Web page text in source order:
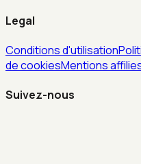
Legal
Conditions d'utilisation
de cookiesMentions
Suivez-nous